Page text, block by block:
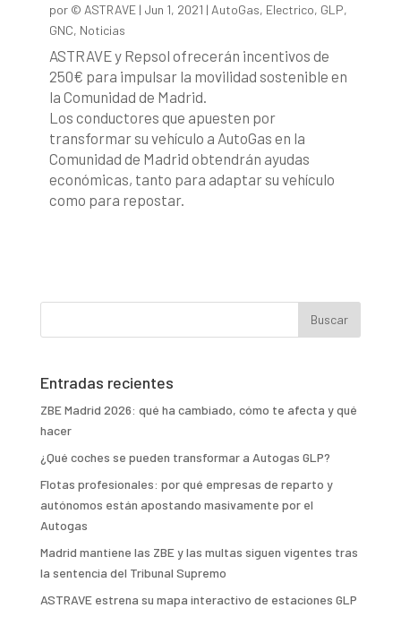
por © ASTRAVE| Jun 1, 2021 | AutoGas, Electrico, GLP,
GNC, Noticias
ASTRAVE y Repsol ofrecerán incentivos de
250€ para impulsar la movilidad sostenible en
la Comunidad de Madrid.
Los conductores que apuesten por
transformar su vehículo a AutoGas en la
Comunidad de Madrid obtendrán ayudas
económicas, tanto para adaptar su vehículo
como para repostar.
Entradas recientes
ZBE Madrid 2026: qué ha cambiado, cómo te afecta y qué
hacer
¿Qué coches se pueden transformar a Autogas GLP?
Flotas profesionales: por qué empresas de reparto y
autónomos están apostando masivamente por el
Autogas
Madrid mantiene las ZBE y las multas siguen vigentes tras
la sentencia del Tribunal Supremo
ASTRAVE estrena su mapa interactivo de estaciones GLP